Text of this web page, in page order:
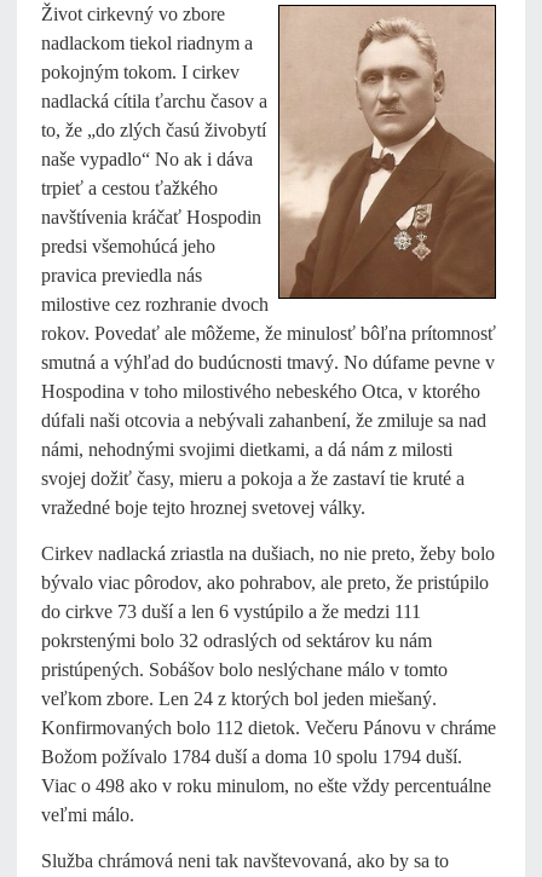
Život cirkevný vo zbore
nadlackom tiekol riadnym a
pokojným tokom. I cirkev
nadlacká cítila ťarchu časov a
to, že „do zlých časú živobytí
naše vypadlo“ No ak i dáva
trpieť a cestou ťažkého
navštívenia kráčať Hospodin
predsi všemohúcá jeho
pravica previedla nás
milostive cez rozhranie dvoch
rokov. Povedať ale môžeme, že minulosť bôľna prítomnosť
smutná a výhľad do budúcnosti tmavý. No dúfame pevne v
Hospodina v toho milostivého nebeského Otca, v ktorého
dúfali naši otcovia a nebývali zahanbení, že zmiluje sa nad
námi, nehodnými svojimi dietkami, a dá nám z milosti
svojej dožiť časy, mieru a pokoja a že zastaví tie kruté a
vražedné boje tejto hroznej svetovej války.
Cirkev nadlacká zriastla na dušiach, no nie preto, žeby bolo
bývalo viac pôrodov, ako pohrabov, ale preto, že pristúpilo
do cirkve 73 duší a len 6 vystúpilo a že medzi 111
pokrstenými bolo 32 odraslých od sektárov ku nám
pristúpených. Sobášov bolo neslýchane málo v tomto
veľkom zbore. Len 24 z ktorých bol jeden miešaný.
Konfirmovaných bolo 112 dietok. Večeru Pánovu v chráme
Božom požívalo 1784 duší a doma 10 spolu 1794 duší.
Viac o 498 ako v roku minulom, no ešte vždy percentuálne
veľmi málo.
Služba chrámová neni tak navštevovaná, ako by sa to